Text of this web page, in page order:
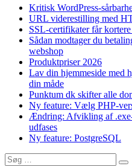
Kritisk WordPress-
URL viderestilling med
SSL-certifikater får
Sådan modtager du
webshop
Produktpriser 2026
Lav din hjemmeside med
din måde
Punktum dk skifter alle
Ny feature: Vælg PHP-
Ændring: Afvikling af
udfases
Ny feature: PostgreSQL
Søg